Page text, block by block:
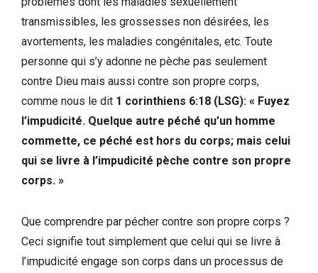
transmissibles, les grossesses non désirées, les
avortements, les maladies congénitales, etc. Toute
personne qui s’y adonne ne pèche pas seulement
contre Dieu mais aussi contre son propre corps,
comme nous le dit 1 corinthiens 6:18 (LSG): « Fuyez
l’impudicité. Quelque autre péché qu’un homme
commette, ce péché est hors du corps; mais celui
qui se livre à l’impudicité pèche contre son propre
corps. »
Que comprendre par pécher contre son propre corps ?
Ceci signifie tout simplement que celui qui se livre à
l’impudicité engage son corps dans un processus de